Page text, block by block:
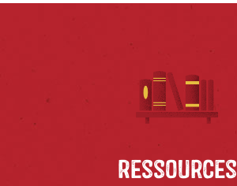
Ressources